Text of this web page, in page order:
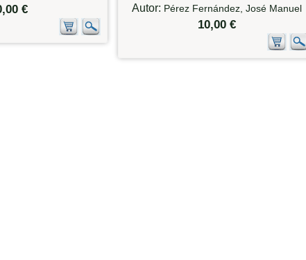
€
Autor: Pérez Fernández, José Manuel
10,00 €